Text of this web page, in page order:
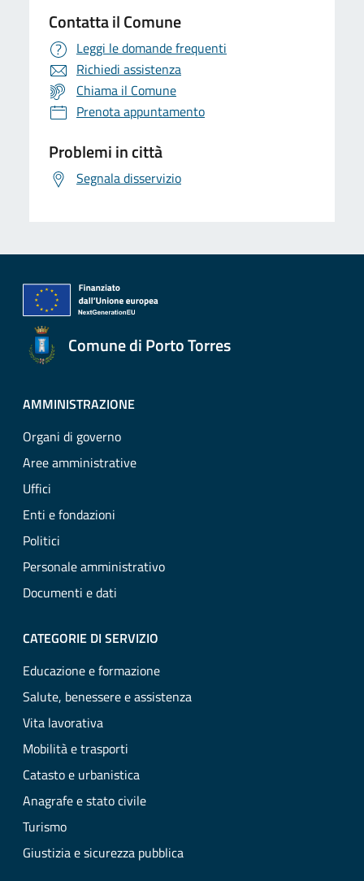
Contatta il Comune
Leggi le domande frequenti
Richiedi assistenza
Chiama il Comune
Prenota appuntamento
Problemi in città
Segnala disservizio
Comune di Porto Torres
AMMINISTRAZIONE
Organi di governo
Aree amministrative
Uffici
Enti e fondazioni
Politici
Personale amministrativo
Documenti e dati
CATEGORIE DI SERVIZIO
Educazione e formazione
Salute, benessere e assistenza
Vita lavorativa
Mobilità e trasporti
Catasto e urbanistica
Anagrafe e stato civile
Turismo
Giustizia e sicurezza pubblica